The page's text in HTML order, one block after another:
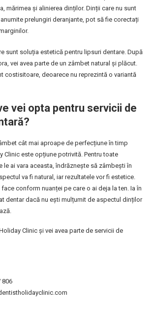
mărimea și alinierea dinților. Dinții care nu sunt
prelungiri deranjante, pot să fie corectați
sunt soluția estetică pentru lipsuri dentare. După
vei avea parte de un zâmbet natural și plăcut.
costisitoare, deoarece nu reprezintă o variantă
vei opta pentru servicii de
cât mai aproape de perfecțiune în timp
Clinic este opțiune potrivită. Pentru toate
le ai vara aceasta, îndrăznește să zâmbești în
va fi natural, iar rezultatele vor fi estetice.
conform nuanței pe care o ai deja la ten. Ia în
dentar dacă nu ești mulțumit de aspectul dinților
Clinic și vei avea parte de servicii de
806